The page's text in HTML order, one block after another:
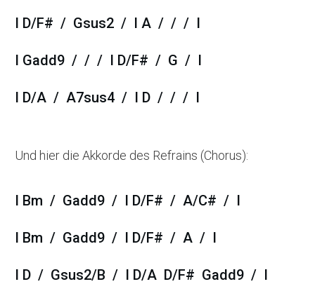
I D/F# / Gsus2 / I A / / / I
I Gadd9 / / / I D/F# / G / I
I D/A / A7sus4 / I D / / / I
Und hier die Akkorde des Refrains (Chorus):
I Bm / Gadd9 / I D/F# / A/C# / I
I Bm / Gadd9 / I D/F# / A / I
I D / Gsus2/B / I D/A D/F# Gadd9 / I